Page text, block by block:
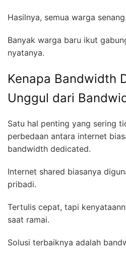
Hasilnya, semua warga
Banyak warga baru ikut
nyatanya.
Kenapa Bandwidth
Unggul dari
Satu hal penting yang sering
perbedaan antara internet
bandwidth dedicated.
Internet shared biasanya
pribadi.
Tertulis cepat, tapi
saat ramai.
Solusi terbaiknya adalah